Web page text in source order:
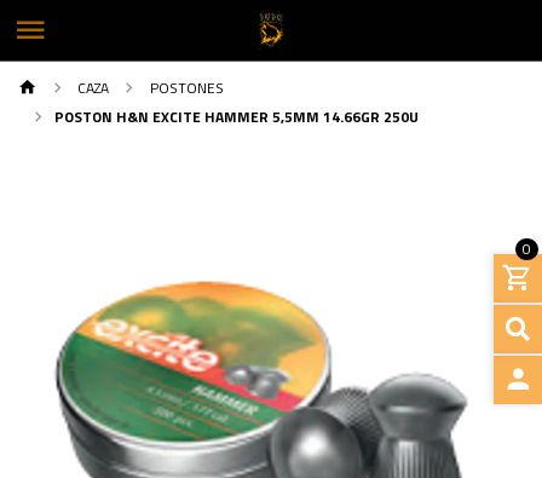
0
CAZA
POSTONES
POSTON H&N EXCITE HAMMER 5,5MM 14.66GR 250U